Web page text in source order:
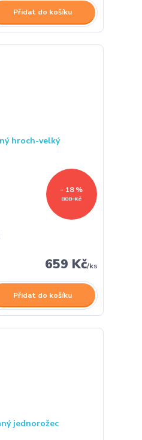
Přidat do košíku
800 Kč
- 18 %
659 Kč/ks
Přidat do košíku